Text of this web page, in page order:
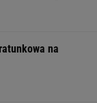
na